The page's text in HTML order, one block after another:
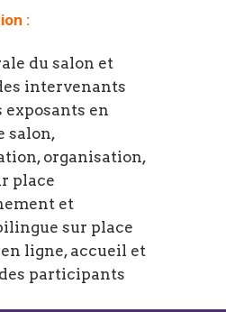
:
du salon et
intervenants
exposants en
salon,
organisation,
place
et
sur place
ligne, accueil et
participants